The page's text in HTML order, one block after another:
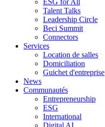
Talent Talks
Leadership Circle
Beci Summit
Connectors
Services
Location de salles
Domiciliation
Guichet d'entreprise
News
Communautés
Entrepreneurship
ESG
International
Digital AI